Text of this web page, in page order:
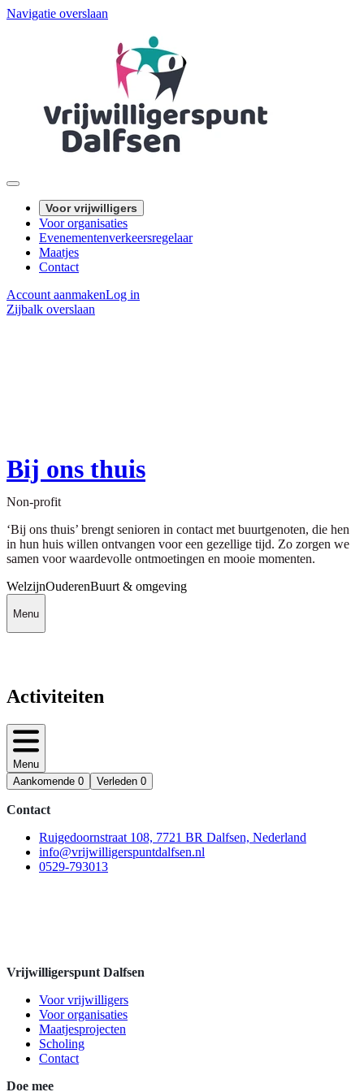
Navigatie overslaan
Voor vrijwilligers
Voor organisaties
Evenementenverkeersregelaar
Maatjes
Contact
Account aanmakenLog in
Zijbalk overslaan
Bij ons thuis
Non-profit
‘Bij ons thuis’ brengt senioren in contact met buurtgenoten, die hen
in hun huis willen ontvangen voor een gezellige tijd. Zo zorgen we
samen voor waardevolle ontmoetingen en mooie momenten.
WelzijnOuderenBuurt & omgeving
Menu
Activiteiten
Menu
Aankomende 0 Verleden 0
Contact
Ruigedoornstraat 108, 7721 BR Dalfsen, Nederland
info@vrijwilligerspuntdalfsen.nl
0529-793013
Vrijwilligerspunt Dalfsen
Voor vrijwilligers
Voor organisaties
Maatjesprojecten
Scholing
Contact
Doe mee